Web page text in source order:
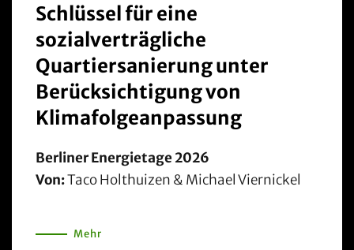
Schlüssel für eine
sozialverträgliche
Quartiersanierung unter
Berücksichtigung von
Klimafolgeanpassung
Berliner Energietage 2026
Von:Taco Holthuizen & Michael Viernickel
Mehr